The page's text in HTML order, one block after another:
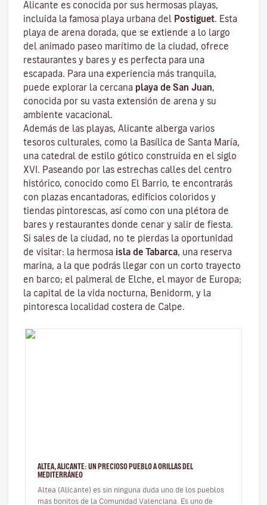
Alicante es conocida por sus hermosas playas,
incluida la famosa playa urbana del Postiguet. Esta
playa de arena dorada, que se extiende a lo largo
del animado paseo marítimo de la ciudad, ofrece
restaurantes y bares y es perfecta para una
escapada. Para una experiencia más tranquila,
puede explorar la cercana playa de San Juan,
conocida por su vasta extensión de arena y su
ambiente vacacional.
Además de las playas, Alicante alberga varios
tesoros culturales, como la Basílica de Santa María,
una catedral de estilo gótico construida en el siglo
XVI. Paseando por las estrechas calles del centro
histórico, conocido como El Barrio, te encontrarás
con plazas encantadoras, edificios coloridos y
tiendas pintorescas, así como con una plétora de
bares y restaurantes donde cenar y salir de fiesta.
Si sales de la ciudad, no te pierdas la oportunidad
de visitar: la hermosa isla de Tabarca, una reserva
marina, a la que podrás llegar con un corto trayecto
en barco; el palmeral de Elche, el mayor de Europa;
la capital de la vida nocturna, Benidorm, y la
pintoresca localidad costera de Calpe.
ALTEA, ALICANTE: UN PRECIOSO PUEBLO A ORILLAS DEL
MEDITERRÁNEO
Altea (Alicante) es sin ninguna duda uno de los pueblos
más bonitos de la Comunidad Valenciana. Es uno de